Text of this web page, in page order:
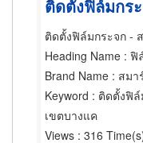
ติดตั้งฟิล์มกร
ติดตั้งฟิล์มกระจก -
Heading Name : ฟิล์
Brand Name : สมา
Keyword : ติดตั้งฟิล์
เขตบางแค
Views : 316